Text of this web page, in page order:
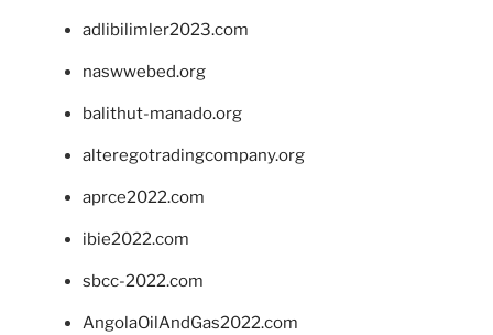
adlibilimler2023.com
naswwebed.org
balithut-manado.org
alteregotradingcompany.org
aprce2022.com
ibie2022.com
sbcc-2022.com
AngolaOilAndGas2022.com